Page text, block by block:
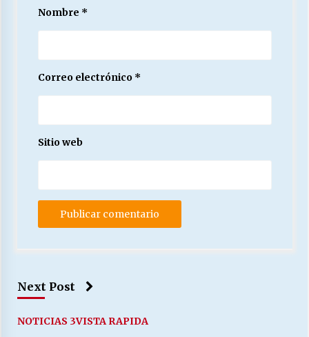
Nombre *
Correo electrónico *
Sitio web
Next Post
NOTICIAS 3VISTA RAPIDA